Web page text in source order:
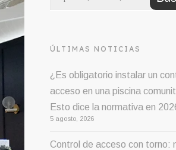
ÚLTIMAS NOTICIAS
¿Es obligatorio instalar un
acceso en una piscina
Esto dice la normativa en
5 agosto, 2026
Control de acceso con torno: